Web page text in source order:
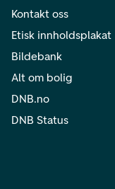
Kontakt oss
Etisk innholdsplakat
Bildebank
Alt om bolig
DNB.no
DNB Status